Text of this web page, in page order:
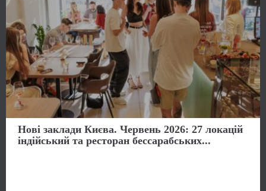
Нові заклади Києва. Червень 2026: 27 локацій
індійський та ресторан бессарабських...